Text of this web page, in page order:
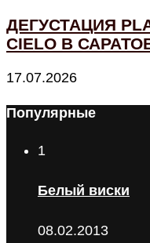
ДЕГУСТАЦИЯ
CIELO В
17.07.2026
Популярные
1
Белый виски
08.02.2013